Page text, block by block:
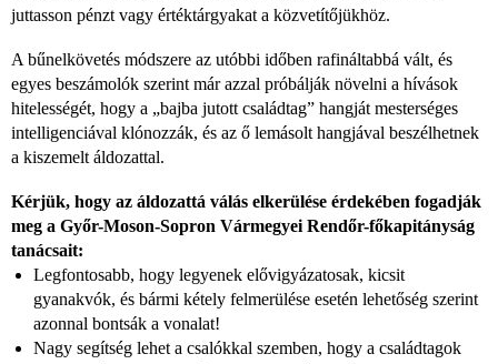
juttasson pénzt vagy értéktárgyakat a közvetítőjükhöz.
A bűnelkövetés módszere az utóbbi időben rafináltabbá vált, és
egyes beszámolók szerint már azzal próbálják növelni a hívások
hitelességét, hogy a „bajba jutott családtag” hangját mesterséges
intelligenciával klónozzák, és az ő lemásolt hangjával beszélhetnek
a kiszemelt áldozattal.
Kérjük, hogy az áldozattá válás elkerülése érdekében fogadják
meg a Győr-Moson-Sopron Vármegyei Rendőr-főkapitányság
tanácsait:
Legfontosabb, hogy legyenek elővigyázatosak, kicsit
gyanakvók, és bármi kétely felmerülése esetén lehetőség szerint
azonnal bontsák a vonalat!
Nagy segítség lehet a csalókkal szemben, hogy a családtagok